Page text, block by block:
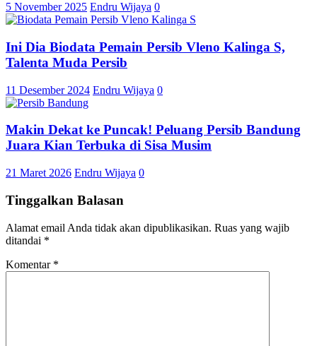
5 November 2025 Endru Wijaya 0
Ini Dia Biodata Pemain Persib Vleno Kalinga S,
Talenta Muda Persib
11 Desember 2024 Endru Wijaya 0
Makin Dekat ke Puncak! Peluang Persib Bandung
Juara Kian Terbuka di Sisa Musim
21 Maret 2026 Endru Wijaya 0
Tinggalkan Balasan
Alamat email Anda tidak akan dipublikasikan. Ruas yang wajib
ditandai *
Komentar *